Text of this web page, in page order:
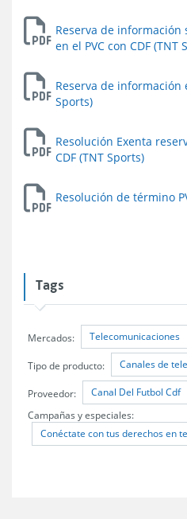
Reserva de
en el PVC con CDF (TNT
Reserva de información
Sports)
Resolución Exenta
CDF (TNT Sports)
Resolución de término
Tags
Mercados: Telecomunicaciones
Tipo de producto: Canales de
Proveedor: Canal Del Futbol Cdf
Campañas y especiales:
Conéctate con tus derechos en